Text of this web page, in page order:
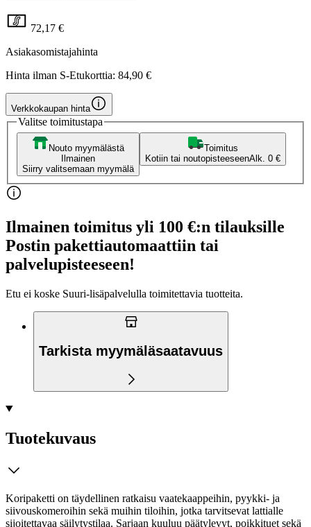
72,17 €
Asiakasomistajahinta
Hinta ilman S-Etukorttia: 84,90 €
Verkkokaupan hinta
Valitse toimitustapa
Nouto myymälästä
Ilmainen
Siirry valitsemaan myymälä
Toimitus
Kotiin tai noutopisteeseenAlk. 0 €
Ilmainen toimitus yli 100 €:n tilauksille
Postin pakettiautomaattiin tai
palvelupisteeseen!
Etu ei koske Suuri‑lisäpalvelulla toimitettavia tuotteita.
Tarkista myymäläsaatavuus
Tuotekuvaus
Koripaketti on täydellinen ratkaisu vaatekaappeihin, pyykki- ja
siivouskomeroihin sekä muihin tiloihin, jotka tarvitsevat lattialle
sijoitettavaa säilytystilaa. Sarjaan kuuluu päätylevyt, poikkituet sekä